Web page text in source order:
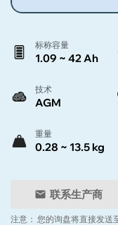
标称容量
1.09 ~ 42 Ah
技术
AGM
重量
0.28 ~ 13.5 kg
联系生产商
注意： 您的询盘将直接发送